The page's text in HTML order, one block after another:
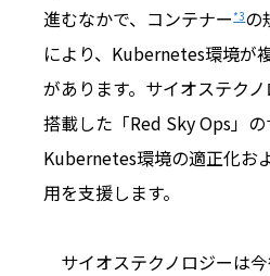
進むなかで、コンテナー*3の
により、Kubernetes環境が
があります。サイオステク
搭載した「Red Sky Ops」の
Kubernetes環境の適正化お
用を支援します。
サイオステクノロジーは